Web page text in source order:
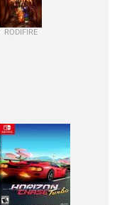
RODIFIRE